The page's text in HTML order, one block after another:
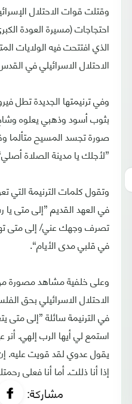
وقتلت قوات الاحتلال
الذي افتتحت فيه الولايات
الاحتلال الاسرائيلي في
وفي ترنيمتها الجديدة تطل
بثوب أسود وذهبي يعلوه
صورة تجسد المسيح متألما
”لأجلك يا مدينة الصلاة
وتقول كلمات الترنيمة التي
في العهد القديم ”إلى متى
تصرف وجهك عني/ إلى متى
في قلبي مدى الأيام“.
وعلى خلفية مشاهد مصورة من
الاحتلال الاسرائيلي بحق
في الترنيمة سائلة ”إلى متى
استمع لي أيها الرب إلهي. أنر
يقول عدوي لقد قويت عليه.
إذا أنا ذللت. أما أنا فعلى
مشاركة: